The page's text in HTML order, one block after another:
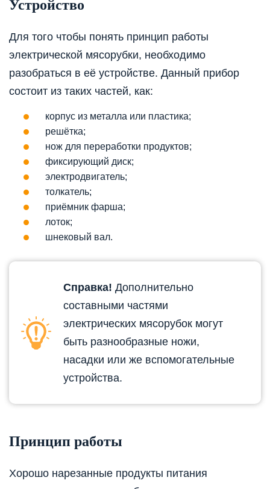
Устройство
Для того чтобы понять принцип работы
электрической мясорубки, необходимо
разобраться в её устройстве. Данный прибор
состоит из таких частей, как:
корпус из металла или пластика;
решётка;
нож для переработки продуктов;
фиксирующий диск;
электродвигатель;
толкатель;
приёмник фарша;
лоток;
шнековый вал.
Справка! Дополнительно
составными частями
электрических мясорубок могут
быть разнообразные ножи,
насадки или же вспомогательные
устройства.
Принцип работы
Хорошо нарезанные продукты питания